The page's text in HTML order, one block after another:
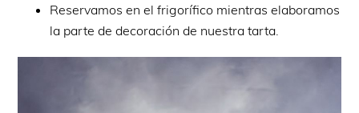
Reservamos en el frigorífico mientras elaboramos
la parte de decoración de nuestra tarta.